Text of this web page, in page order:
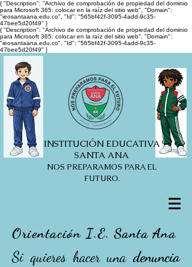
{ "Description": "Archivo de comprobación de propiedad del dominio
para Microsoft 365: colocar en la raíz del sitio web", "Domain":
"ieosantaana.edu.co", "Id": "565bf42f-3095-4add-9c35-
47bee5d20f49" }
{ "Description": "Archivo de comprobación de propiedad del dominio
para Microsoft 365: colocar en la raíz del sitio web", "Domain":
"ieosantaana.edu.co", "Id": "565bf42f-3095-4add-9c35-
47bee5d20f49" }
INSTITUCIÓN EDUCATIVA
SANTA ANA
NOS PREPARAMOS PARA EL
FUTURO.
Orientación I.E. Santa Ana
Si quieres hacer unadenuncia